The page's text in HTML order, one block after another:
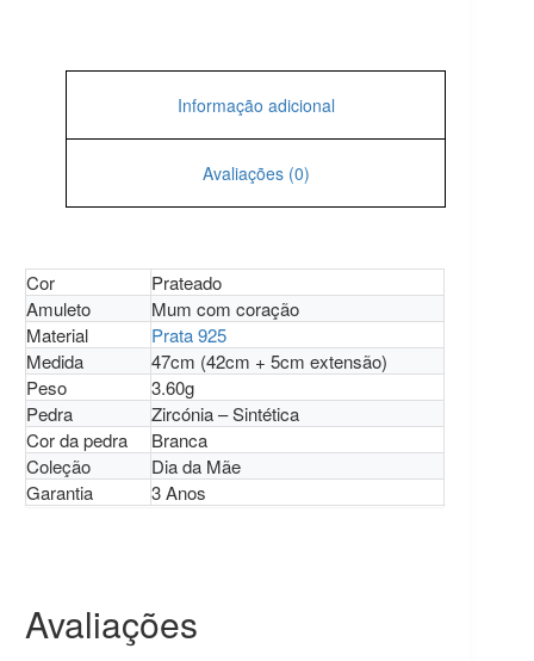
Informação adicional
Avaliações (0)
Cor
Prateado
Amuleto
Mum com coração
Material
Prata 925
Medida
47cm (42cm + 5cm extensão)
Peso
3.60g
Pedra
Zircónia – Sintética
Cor da pedra
Branca
Coleção
Dia da Mãe
Garantia
3 Anos
Avaliações